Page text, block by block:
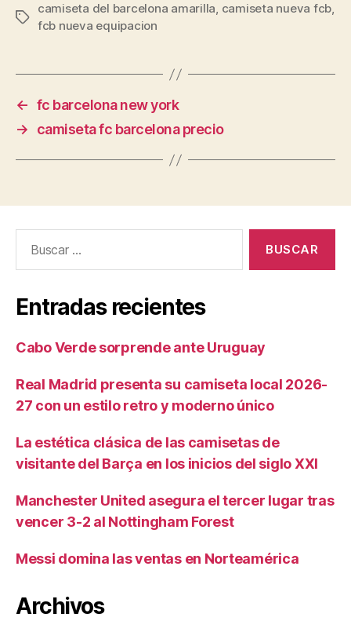
Etiquetas
camiseta del barcelona amarilla, camiseta nueva fcb,
fcb nueva equipacion
← fc barcelona new york
→
camiseta fc barcelona precio
Entradas recientes
Cabo Verde sorprende ante Uruguay
Real Madrid presenta su camiseta local 2026-
27 con un estilo retro y moderno único
La estética clásica de las camisetas de
visitante del Barça en los inicios del siglo XXI
Manchester United asegura el tercer lugar tras
vencer 3-2 al Nottingham Forest
Messi domina las ventas en Norteamérica
Archivos